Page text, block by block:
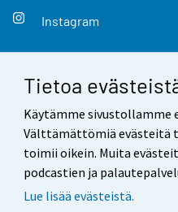
Tietoa
Käytämme sivustollamme
Välttämättömiä evästeitä
toimii oikein. Muita
podcastien ja
Lue lisää evästeistä.
Instagram
Yhteystiedot
Palaute
Käyttöehdot